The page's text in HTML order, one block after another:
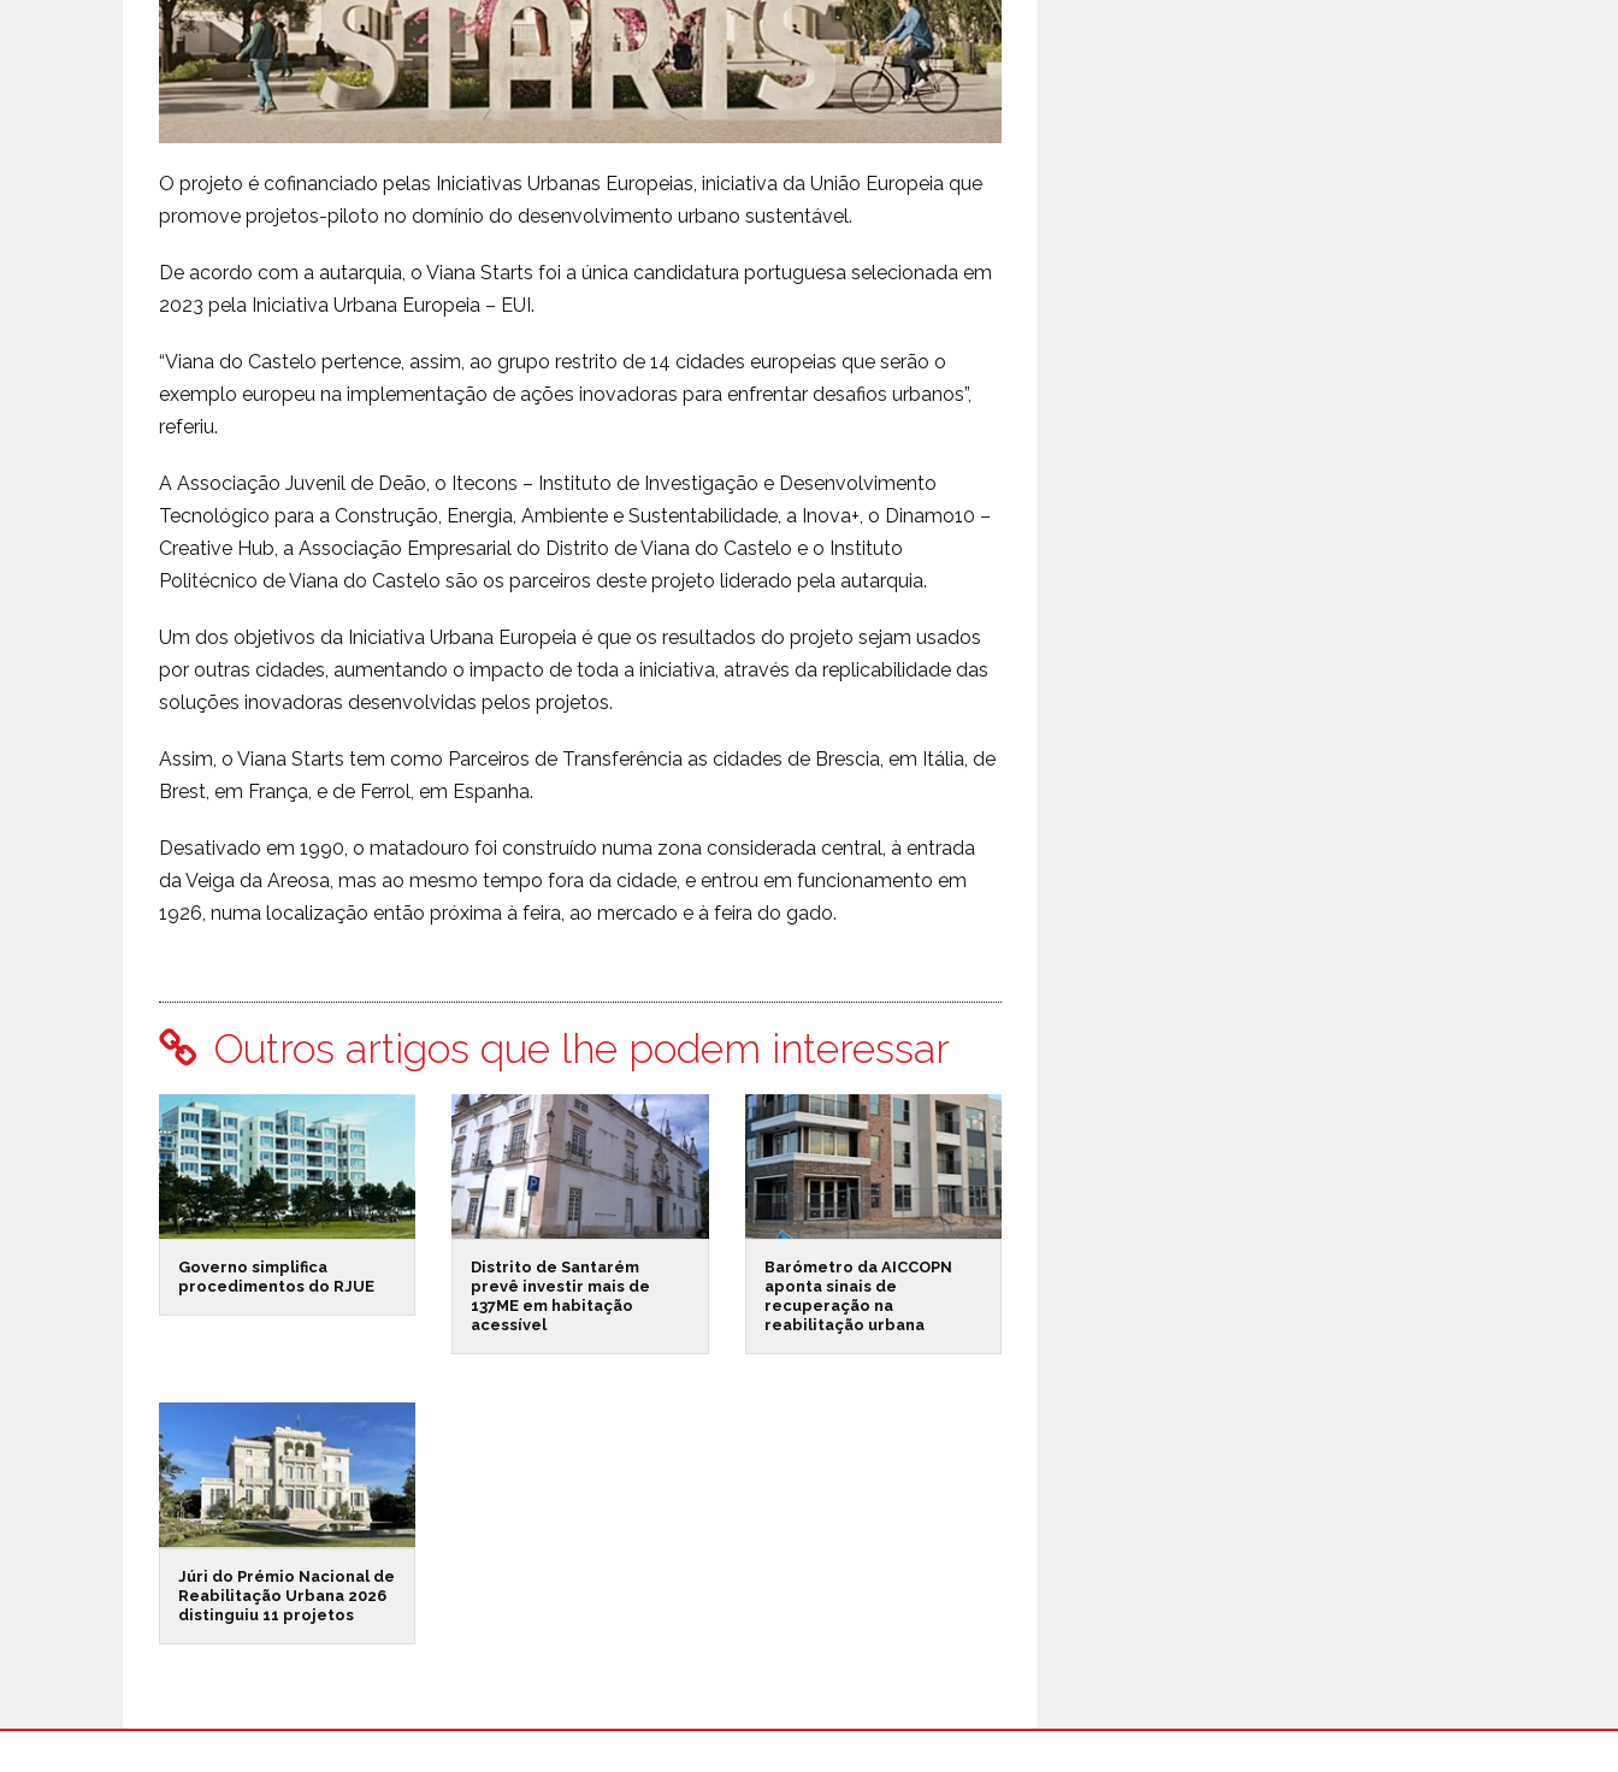
O projeto é cofinanciado pelas Iniciativas Urbanas Europeias, iniciativa da União Europeia que
promove projetos-piloto no domínio do desenvolvimento urbano sustentável.
De acordo com a autarquia, o Viana Starts foi a única candidatura portuguesa selecionada em
2023 pela Iniciativa Urbana Europeia – EUI.
“Viana do Castelo pertence, assim, ao grupo restrito de 14 cidades europeias que serão o
exemplo europeu na implementação de ações inovadoras para enfrentar desafios urbanos”,
referiu.
A Associação Juvenil de Deão, o Itecons – Instituto de Investigação e Desenvolvimento
Tecnológico para a Construção, Energia, Ambiente e Sustentabilidade, a Inova+, o Dinamo10 –
Creative Hub, a Associação Empresarial do Distrito de Viana do Castelo e o Instituto
Politécnico de Viana do Castelo são os parceiros deste projeto liderado pela autarquia.
Um dos objetivos da Iniciativa Urbana Europeia é que os resultados do projeto sejam usados
por outras cidades, aumentando o impacto de toda a iniciativa, através da replicabilidade das
soluções inovadoras desenvolvidas pelos projetos.
Assim, o Viana Starts tem como Parceiros de Transferência as cidades de Brescia, em Itália, de
Brest, em França, e de Ferrol, em Espanha.
Desativado em 1990, o matadouro foi construído numa zona considerada central, à entrada
da Veiga da Areosa, mas ao mesmo tempo fora da cidade, e entrou em funcionamento em
1926, numa localização então próxima à feira, ao mercado e à feira do gado.
Outros artigos que lhe podem interessar
Governo simplifica
procedimentos do RJUE
Distrito de Santarém
prevê investir mais de
137ME em habitação
acessível
Barómetro da AICCOPN
aponta sinais de
recuperação na
reabilitação urbana
Júri do Prémio Nacional de
Reabilitação Urbana 2026
distinguiu 11 projetos